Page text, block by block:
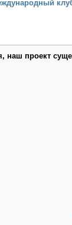
наш проект